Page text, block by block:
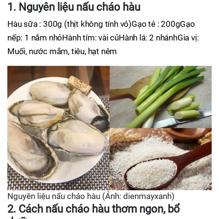
1. Nguyên liệu nấu cháo hàu
Hàu sữa : 300g (thịt không tính vỏ)Gạo tẻ : 200gGạo
nếp: 1 nắm nhỏHành tím: vài củHành lá: 2 nhánhGia vị:
Muối, nước mắm, tiêu, hạt nêm
Nguyên liệu nấu cháo hàu (Ảnh: dienmayxanh)
2. Cách nấu cháo hàu thơm ngon, bổ